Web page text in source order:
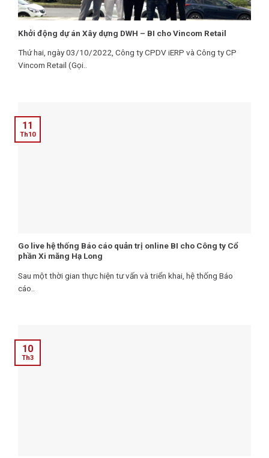
Khởi động dự án Xây dựng DWH – BI cho Vincom Retail
Thứ hai, ngày 03/10/2022, Công ty CPDV iERP và Công ty CP
Vincom Retail (Gọi..
Go live hệ thống Báo cáo quản trị online BI cho Công ty Cổ
phần Xi măng Hạ Long
Sau một thời gian thực hiện tư vấn và triển khai, hệ thống Báo
cáo..
11
Th10
10
Th3